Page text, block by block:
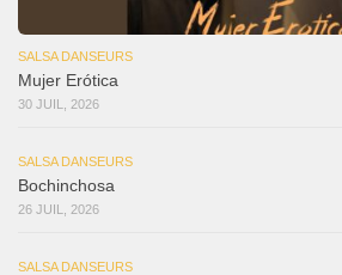
SALSA DANSEURS
Mujer Erótica
30 JUIL, 2026
SALSA DANSEURS
Bochinchosa
26 JUIL, 2026
SALSA DANSEURS